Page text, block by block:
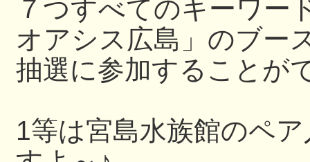
７つすべてのキーワー
オアシス広島」のブー
抽選に参加することが
1等は宮島水族館のペ